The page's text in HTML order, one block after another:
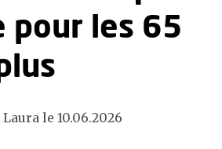
pour les 65
le 10.06.2026